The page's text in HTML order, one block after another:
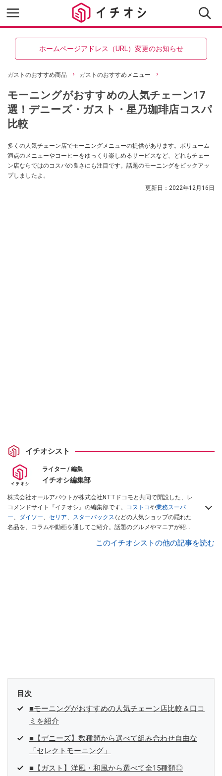
ホームページアドレス（URL）変更のお知らせ
ガストのおすすめ商品 ガストのおすすめメニュー
モーニングがおすすめの人気チェーン17
選！デニーズ・ガスト・星乃珈琲店コスパ
比較
多くの人気チェーン店でモーニングメニューの提供があります。ボリューム
満点のメニューやコーヒーをゆっくり楽しめるサービスなど、どれもチェー
ン店ならではのコスパの良さにも注目です。話題のモーニングをピックアッ
プしましたよ。
更新日： 2022年12月16日
イチオシスト
ライター / 編集
イチオシ編集部
株式会社オールアバウトが株式会社NTTドコモと共同で開設した、レ
コメンドサイト『イチオシ』の編集部です。 コストコや業務スーパ
ー、 ダイソー、 セリア、 スターバックスなどの人気ショップの隠れた
名品を、コラムや動画を通してご紹介。話題のグルメやマニアが紹介
インフルエンサーが実際に使用してレビューしています。毎日トレン
このイチオシストの他の記事を読む
目次
■モーニングがおすすめの人気チェーン店比較＆口コ
ミを紹介
■【デニーズ】数種類から選べて組み合わせ自由な
「セレクトモーニング」
■【ガスト】洋風・和風から選べて全15種類◎